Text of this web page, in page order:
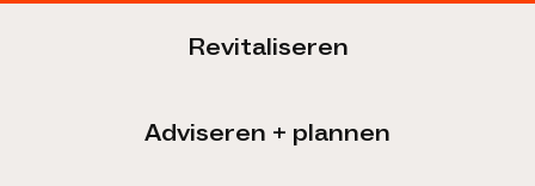
Revitaliseren
Adviseren + plannen